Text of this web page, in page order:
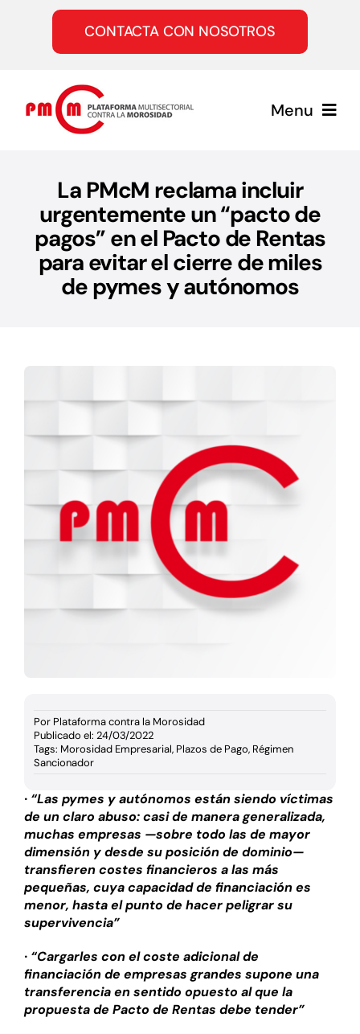
contenido
CONTACTA CON NOSOTROS
Menu
Quiénes somos
Servicios
Prensa
Blog
La PMcM reclama incluir
urgentemente un “pacto de
pagos” en el Pacto de Rentas
para evitar el cierre de miles
de pymes y autónomos
Por Plataforma contra la Morosidad
Publicado el: 24/03/2022
Tags: Morosidad Empresarial, Plazos de Pago, Régimen
Sancionador
· “Las pymes y autónomos están siendo víctimas
de un claro abuso: casi de manera generalizada,
muchas empresas —sobre todo las de mayor
dimensión y desde su posición de dominio—
transfieren costes financieros a las más
pequeñas, cuya capacidad de financiación es
menor, hasta el punto de hacer peligrar su
supervivencia”
· “Cargarles con el coste adicional de
financiación de empresas grandes supone una
transferencia en sentido opuesto al que la
propuesta de Pacto de Rentas debe tender”